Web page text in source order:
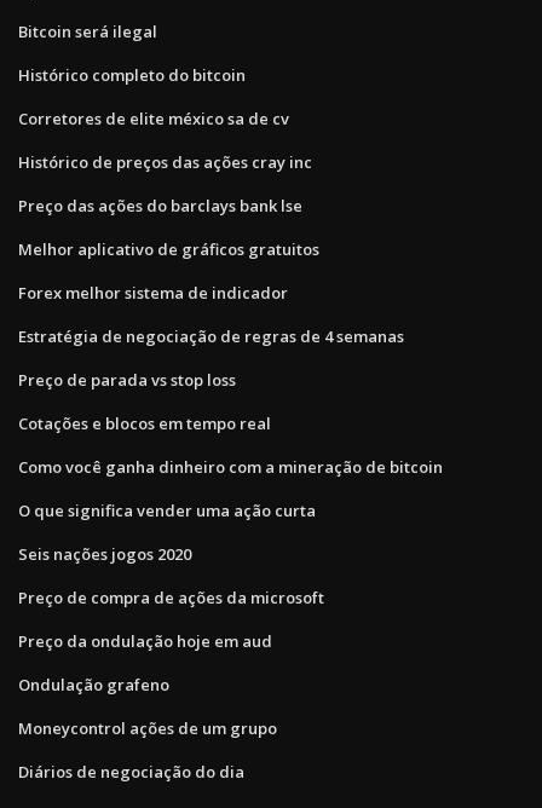
Bitcoin será ilegal
Histórico completo do bitcoin
Corretores de elite méxico sa de cv
Histórico de preços das ações cray inc
Preço das ações do barclays bank lse
Melhor aplicativo de gráficos gratuitos
Forex melhor sistema de indicador
Estratégia de negociação de regras de 4 semanas
Preço de parada vs stop loss
Cotações e blocos em tempo real
Como você ganha dinheiro com a mineração de bitcoin
O que significa vender uma ação curta
Seis nações jogos 2020
Preço de compra de ações da microsoft
Preço da ondulação hoje em aud
Ondulação grafeno
Moneycontrol ações de um grupo
Diários de negociação do dia